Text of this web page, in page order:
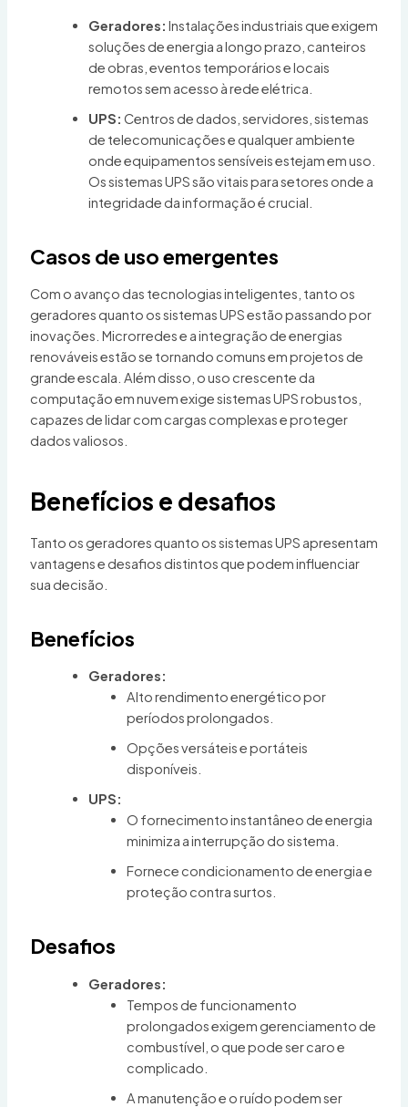
Geradores: Instalações industriais que exigem
soluções de energia a longo prazo, canteiros
de obras, eventos temporários e locais
remotos sem acesso à rede elétrica.
UPS: Centros de dados, servidores, sistemas
de telecomunicações e qualquer ambiente
onde equipamentos sensíveis estejam em uso.
Os sistemas UPS são vitais para setores onde a
integridade da informação é crucial.
Casos de uso emergentes
Com o avanço das tecnologias inteligentes, tanto os
geradores quanto os sistemas UPS estão passando por
inovações. Microrredes e a integração de energias
renováveis estão se tornando comuns em projetos de
grande escala. Além disso, o uso crescente da
computação em nuvem exige sistemas UPS robustos,
capazes de lidar com cargas complexas e proteger
dados valiosos.
Benefícios e desafios
Tanto os geradores quanto os sistemas UPS apresentam
vantagens e desafios distintos que podem influenciar
sua decisão.
Benefícios
Geradores:
Alto rendimento energético por
períodos prolongados.
Opções versáteis e portáteis
disponíveis.
UPS:
O fornecimento instantâneo de energia
minimiza a interrupção do sistema.
Fornece condicionamento de energia e
proteção contra surtos.
Desafios
Geradores:
Tempos de funcionamento
prolongados exigem gerenciamento de
combustível, o que pode ser caro e
complicado.
A manutenção e o ruído podem ser